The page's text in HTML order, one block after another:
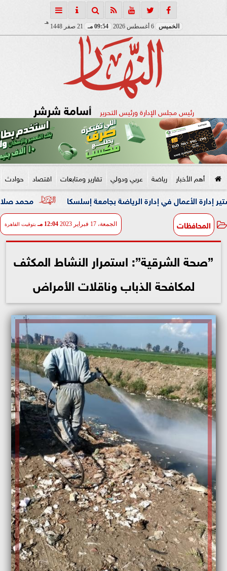
الخميس 09:54 مـ 21 صفر 1448
هـ
رئيس مجلس الإدارة ورئيس التحرير أسامة شرشر
أهم الأخبار رياضة عربي ودولي تقارير ومتابعات اقتصاد حوادث
محمد صلاح: لم أتوقع في إدارة الرياضة بجامعة إسلسكا
المحافظات الجمعة، 17 فبراير 2023 12:04 مـ بتوقيت القاهرة
”صحة الشرقية”: استمرار النشاط المكثف
لمكافحة الذباب وناقلات الأمراض